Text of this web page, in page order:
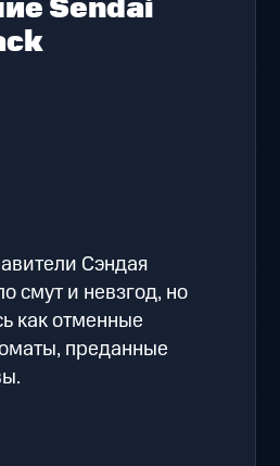
Sendai
Сэндая
смут и невзгод, но
как отменные
преданные